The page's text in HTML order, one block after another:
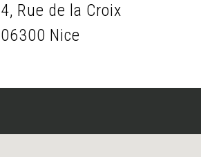
4, Rue de la Croix
06300 Nice